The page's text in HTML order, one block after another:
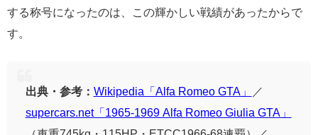
する称号になったのは、この輝かしい戦績があったからで
す。
出典・参考： Wikipedia「Alfa Romeo GTA」
／
supercars.net「1965-1969 Alfa Romeo Giulia GTA」